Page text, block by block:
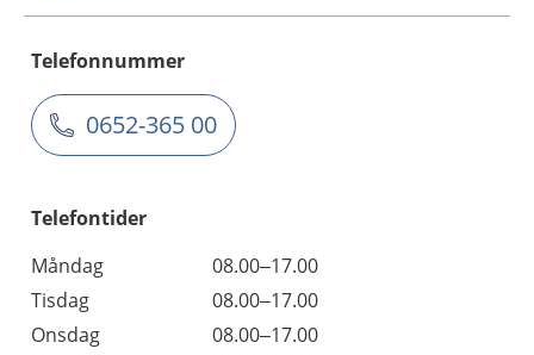
Telefonnummer
0652-365 00
Telefontider
Måndag
08.00–17.00
Tisdag
08.00–17.00
Onsdag
08.00–17.00